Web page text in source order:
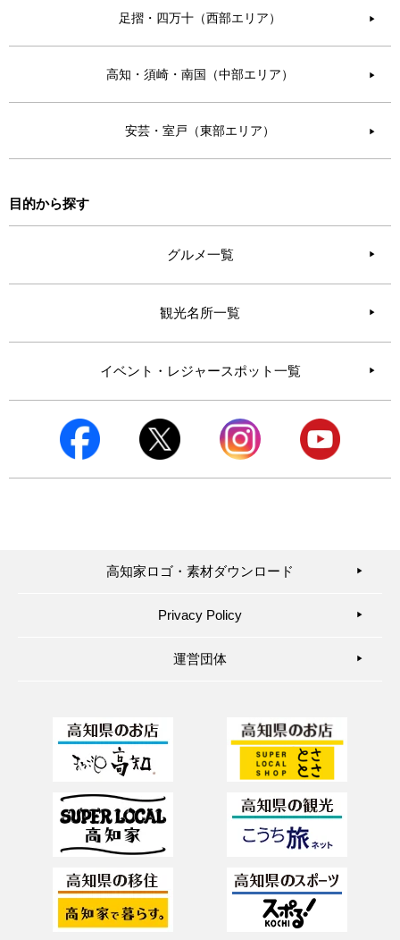
足摺・四万十（西部エリア） ▶︎
高知・須崎・南国（中部エリア） ▶︎
安芸・室戸（東部エリア） ▶︎
目的から探す
グルメ一覧
観光名所一覧
イベント・レジャースポット一覧
高知家ロゴ・素材ダウンロード ▶︎
Privacy Policy ▶︎
運営団体 ▶︎